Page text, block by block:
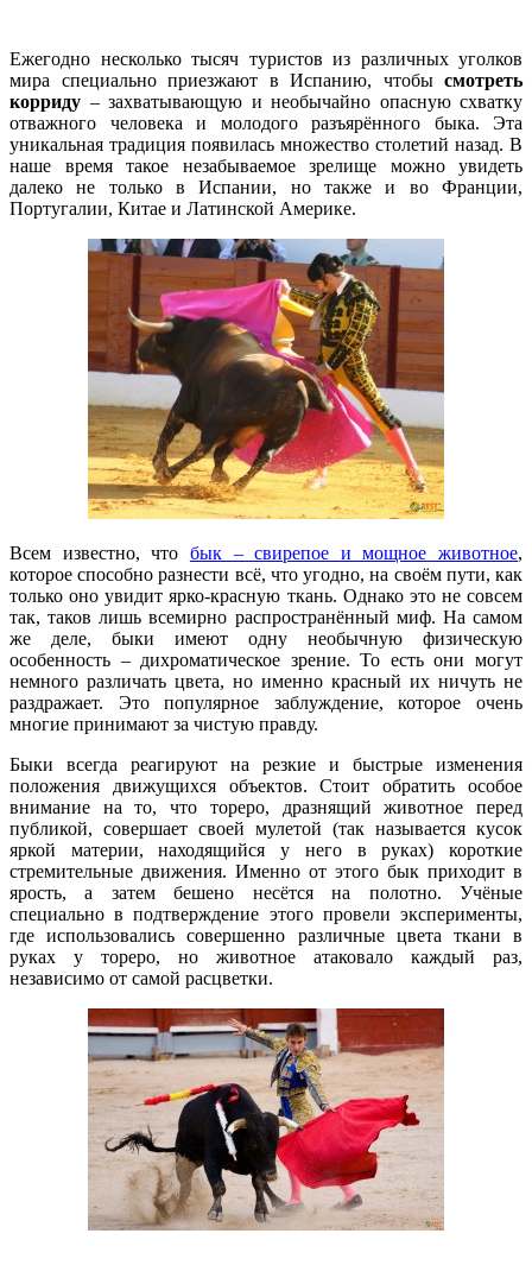
Ежегодно несколько тысяч туристов из различных уголков
мира специально приезжают в Испанию, чтобы смотреть
корриду – захватывающую и необычайно опасную схватку
отважного человека и молодого разъярённого быка. Эта
уникальная традиция появилась множество столетий назад. В
наше время такое незабываемое зрелище можно увидеть
далеко не только в Испании, но также и во Франции,
Португалии, Китае и Латинской Америке.
Всем известно, что бык – свирепое и мощное животное,
которое способно разнести всё, что угодно, на своём пути, как
только оно увидит ярко-красную ткань. Однако это не совсем
так, таков лишь всемирно распространённый миф. На самом
же деле, быки имеют одну необычную физическую
особенность – дихроматическое зрение. То есть они могут
немного различать цвета, но именно красный их ничуть не
раздражает. Это популярное заблуждение, которое очень
многие принимают за чистую правду.
Быки всегда реагируют на резкие и быстрые изменения
положения движущихся объектов. Стоит обратить особое
внимание на то, что тореро, дразнящий животное перед
публикой, совершает своей мулетой (так называется кусок
яркой материи, находящийся у него в руках) короткие
стремительные движения. Именно от этого бык приходит в
ярость, а затем бешено несётся на полотно. Учёные
специально в подтверждение этого провели эксперименты,
где использовались совершенно различные цвета ткани в
руках у тореро, но животное атаковало каждый раз,
независимо от самой расцветки.